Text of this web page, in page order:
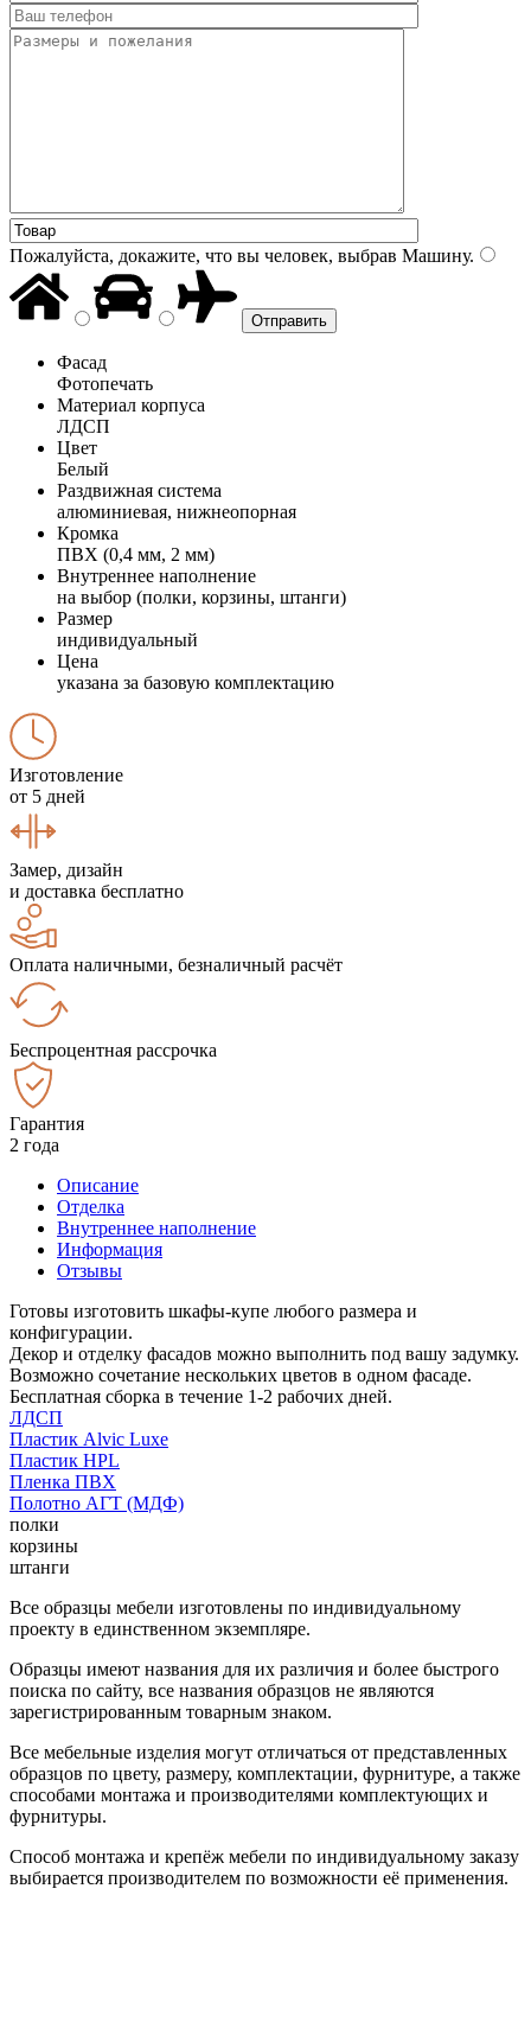
Пожалуйста, докажите, что вы человек, выбрав Машину.
Фасад
Фотопечать
Материал корпуса
ЛДСП
Цвет
Белый
Раздвижная система
алюминиевая, нижнеопорная
Кромка
ПВХ (0,4 мм, 2 мм)
Внутреннее наполнение
на выбор (полки, корзины, штанги)
Размер
индивидуальный
Цена
указана за базовую комплектацию
Изготовление
от 5 дней
Замер, дизайн
и доставка бесплатно
Оплата наличными, безналичный расчёт
Беспроцентная рассрочка
Гарантия
2 года
Описание
Отделка
Внутреннее наполнение
Информация
Отзывы
Готовы изготовить шкафы-купе любого размера и
конфигурации.
Декор и отделку фасадов можно выполнить под вашу задумку.
Возможно сочетание нескольких цветов в одном фасаде.
Бесплатная сборка в течение 1-2 рабочих дней.
ЛДСП
Пластик Alvic Luxe
Пластик HPL
Пленка ПВХ
Полотно АГТ (МДФ)
полки
корзины
штанги
Все образцы мебели изготовлены по индивидуальному
проекту в единственном экземпляре.
Образцы имеют названия для их различия и более быстрого
поиска по сайту, все названия образцов не являются
зарегистрированным товарным знаком.
Все мебельные изделия могут отличаться от представленных
образцов по цвету, размеру, комплектации, фурнитуре, а также
способами монтажа и производителями комплектующих и
фурнитуры.
Способ монтажа и крепёж мебели по индивидуальному заказу
выбирается производителем по возможности её применения.